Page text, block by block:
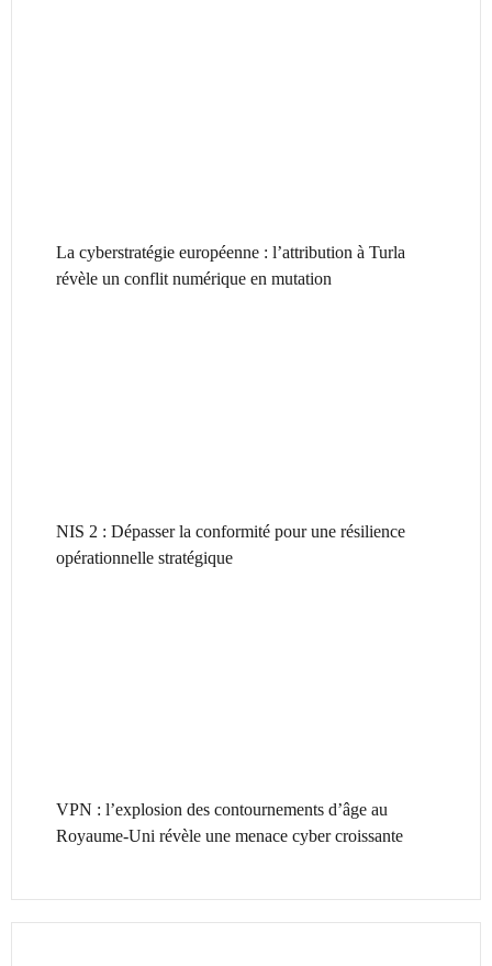
La cyberstratégie européenne : l’attribution à Turla
révèle un conflit numérique en mutation
NIS 2 : Dépasser la conformité pour une résilience
opérationnelle stratégique
VPN : l’explosion des contournements d’âge au
Royaume-Uni révèle une menace cyber croissante